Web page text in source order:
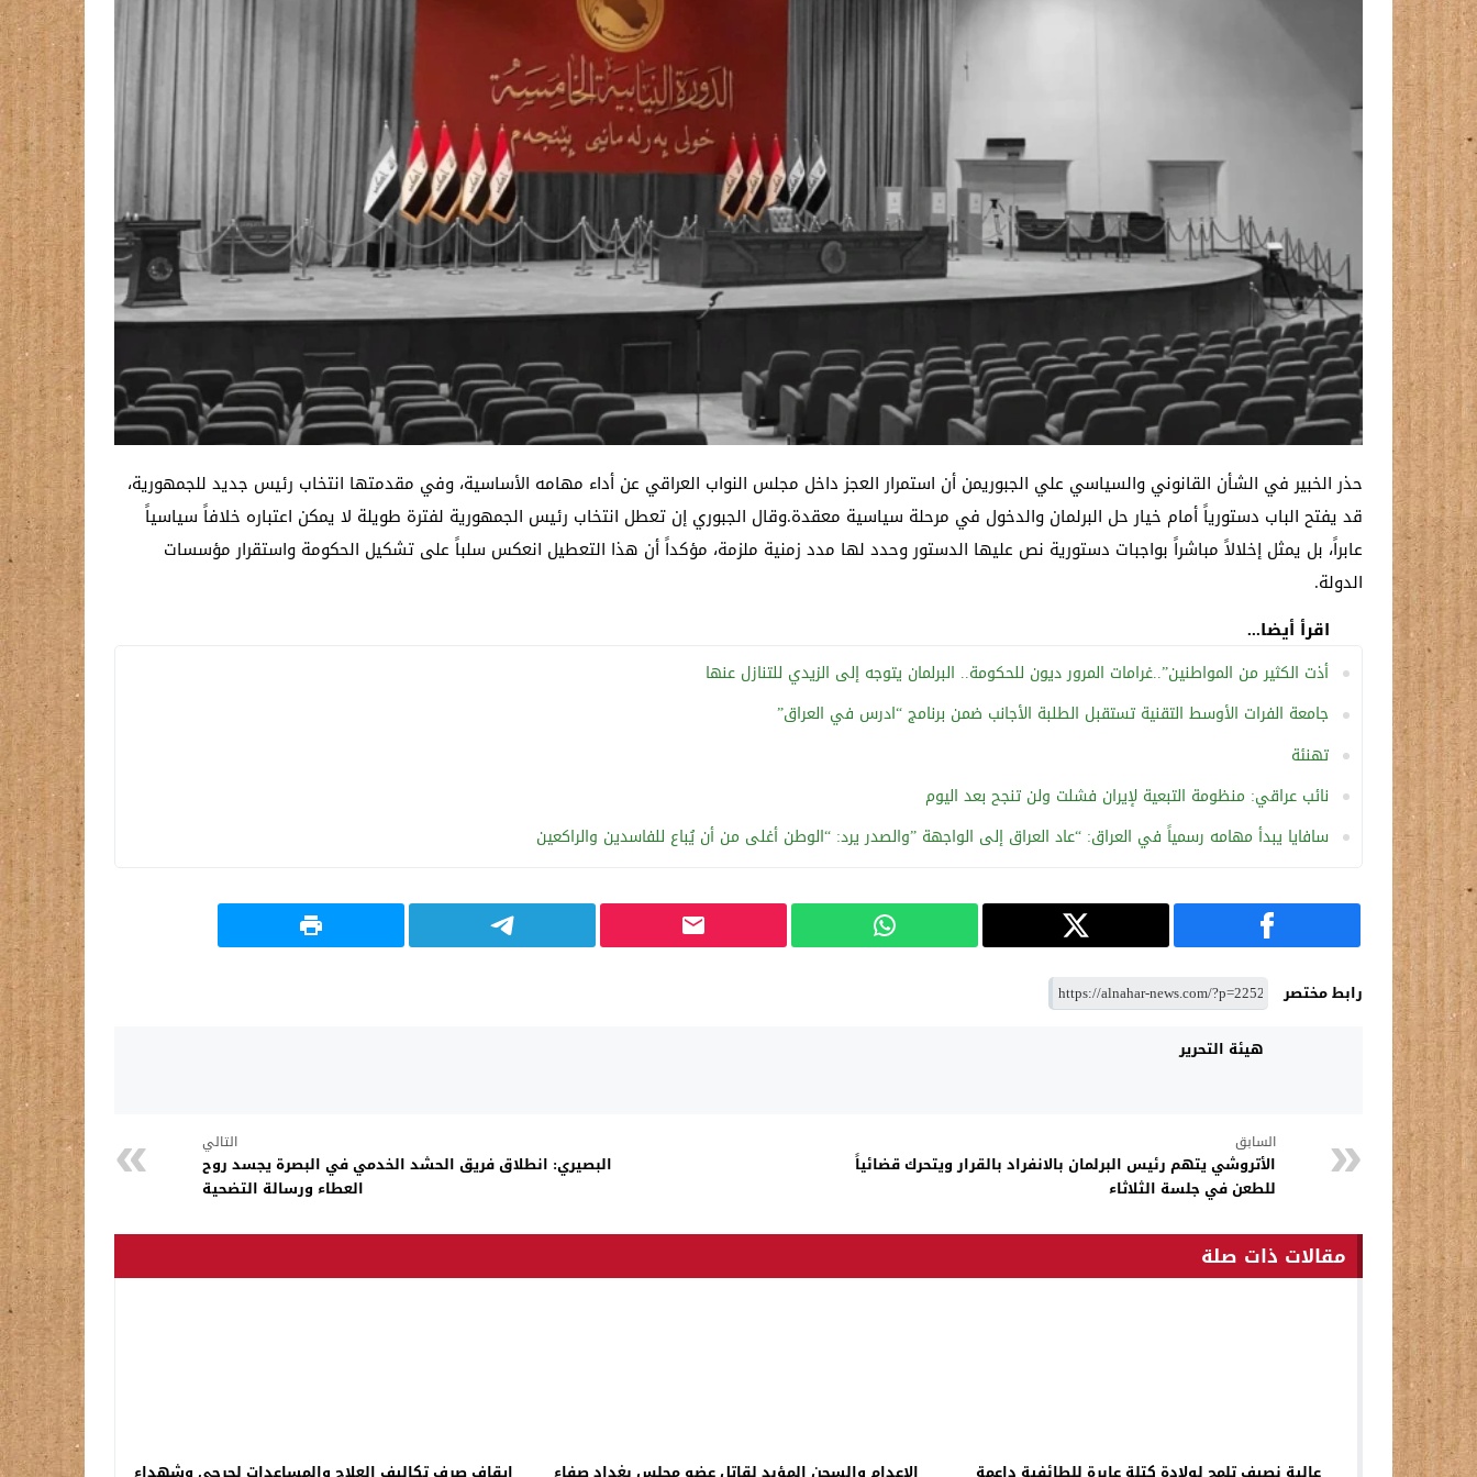
حذر الخبير في الشأن القانوني والسياسي علي الجبوريمن أن استمرار العجز داخل مجلس النواب العراقي عن أداء مهامه الأساسية، وفي مقدمتها انتخاب رئيس جديد للجمهورية،
قد يفتح الباب دستورياً أمام خيار حل البرلمان والدخول في مرحلة سياسية معقدة.وقال الجبوري إن تعطل انتخاب رئيس الجمهورية لفترة طويلة لا يمكن اعتباره خلافاً سياسياً
عابراً، بل يمثل إخلالاً مباشراً بواجبات دستورية نص عليها الدستور وحدد لها مدد زمنية ملزمة، مؤكداً أن هذا التعطيل انعكس سلباً على تشكيل الحكومة واستقرار مؤسسات
الدولة.
اقرأ أيضا...
أذت الكثير من المواطنين”..غرامات المرور ديون للحكومة.. البرلمان يتوجه إلى الزيدي للتنازل عنها
جامعة الفرات الأوسط التقنية تستقبل الطلبة الأجانب ضمن برنامج “ادرس في العراق”
تهنئة
نائب عراقي: منظومة التبعية لإيران فشلت ولن تنجح بعد اليوم
سافايا يبدأ مهامه رسمياً في العراق: “عاد العراق إلى الواجهة ”والصدر يرد: “الوطن أغلى من أن يُباع للفاسدين والراكعين
رابط مختصر
هيئة التحرير
السابق
الأتروشي يتهم رئيس البرلمان بالانفراد بالقرار ويتحرك قضائياً
للطعن في جلسة الثلاثاء
التالي
البصيري: انطلاق فريق الحشد الخدمي في البصرة يجسد روح
العطاء ورسالة التضحية
مقالات ذات صلة